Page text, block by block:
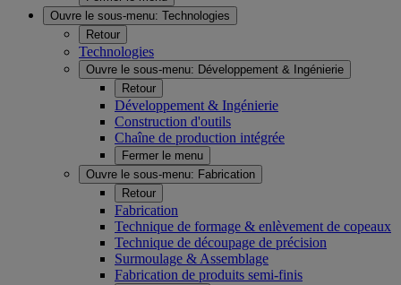
Ouvre le sous-menu: Technologies
Retour
Technologies
Ouvre le sous-menu: Développement & Ingénierie
Retour
Développement & Ingénierie
Construction d'outils
Chaîne de production intégrée
Fermer le menu
Ouvre le sous-menu: Fabrication
Retour
Fabrication
Technique de formage & enlèvement de copeaux
Technique de découpage de précision
Surmoulage & Assemblage
Fabrication de produits semi-finis